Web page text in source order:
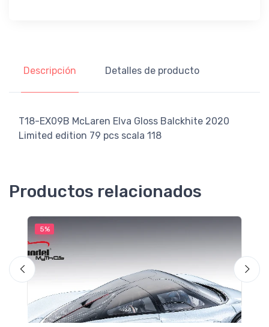
Descripción Detalles de producto
T18-EX09B McLaren Elva Gloss Balckhite 2020
Limited edition 79 pcs scala 118
Productos relacionados
5%